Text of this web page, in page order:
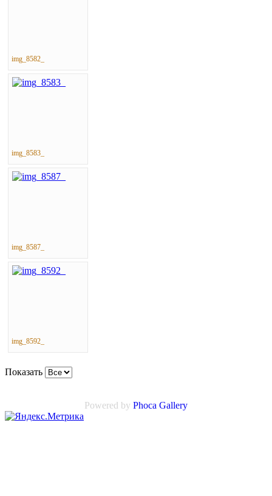
img_8582_
img_8583_
img_8587_
img_8592_
Показать
Powered by Phoca Gallery